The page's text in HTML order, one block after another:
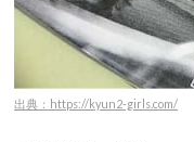
出典：https://kyun2-girls.com/